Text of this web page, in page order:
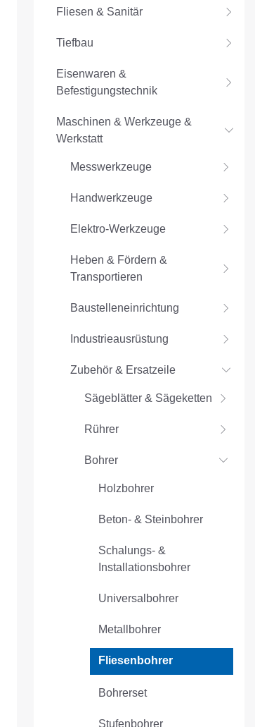
Fliesen & Sanitär
Tiefbau
Eisenwaren &
Befestigungstechnik
Maschinen & Werkzeuge &
Werkstatt
Messwerkzeuge
Handwerkzeuge
Elektro-Werkzeuge
Heben & Fördern &
Transportieren
Baustelleneinrichtung
Industrieausrüstung
Zubehör & Ersatzeile
Sägeblätter & Sägeketten
Rührer
Bohrer
Holzbohrer
Beton- & Steinbohrer
Schalungs- &
Installationsbohrer
Universalbohrer
Metallbohrer
Fliesenbohrer
Bohrerset
Stufenbohrer